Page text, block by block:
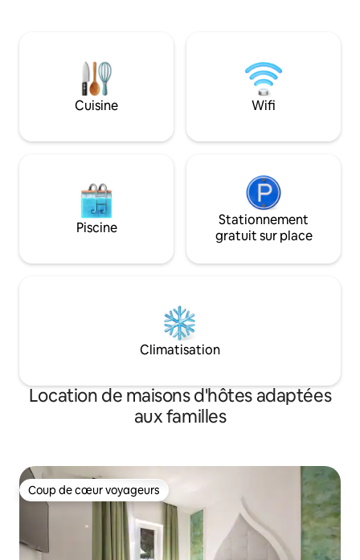
Pompéi, Naples) en fait, il est à
900 mètres de la gare principale et de la
gare routière, et à 50 mètres de l'arrêt
de transport local.
Cuisine Wifi
Piscine
Stationnement
gratuit sur place
Climatisation
Location de maisons d'hôtes adaptées
aux familles
Coup de cœur voyageurs
Coup de cœur voyageurs